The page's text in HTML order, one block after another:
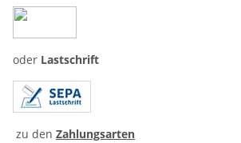
oder Lastschrift
zu den Zahlungsarten